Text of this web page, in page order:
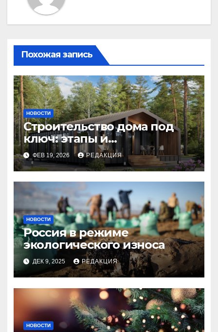
Похожая запись
НОВОСТИ
Строительство дома под
ключ: этапы и
планирование бюджета
ФЕВ 19, 2026 РЕДАКЦИЯ
НОВОСТИ
Россия в режиме
экологического износа
ДЕК 9, 2025 РЕДАКЦИЯ
НОВОСТИ